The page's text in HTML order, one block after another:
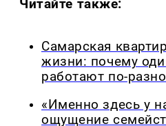
Читайте также:
Самарская
жизни: почему
работают по-
«Именно здесь у
ощущение